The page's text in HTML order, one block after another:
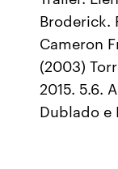
Broderick.
Cameron
(2003)
2015. 5.6.
Dublado e